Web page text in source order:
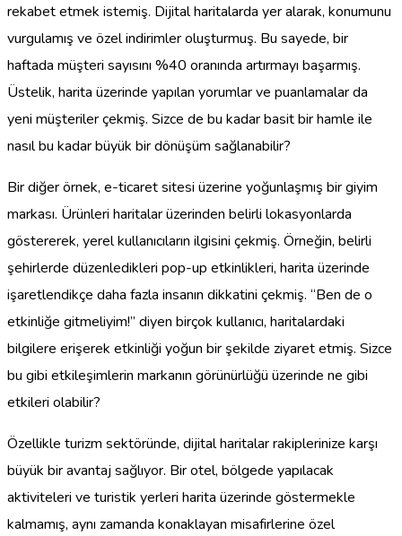
rekabet etmek istemiş. Dijital haritalarda yer alarak, konumunu
vurgulamış ve özel indirimler oluşturmuş. Bu sayede, bir
haftada müşteri sayısını %40 oranında artırmayı başarmış.
Üstelik, harita üzerinde yapılan yorumlar ve puanlamalar da
yeni müşteriler çekmiş. Sizce de bu kadar basit bir hamle ile
nasıl bu kadar büyük bir dönüşüm sağlanabilir?
Bir diğer örnek, e-ticaret sitesi üzerine yoğunlaşmış bir giyim
markası. Ürünleri haritalar üzerinden belirli lokasyonlarda
göstererek, yerel kullanıcıların ilgisini çekmiş. Örneğin, belirli
şehirlerde düzenledikleri pop-up etkinlikleri, harita üzerinde
işaretlendikçe daha fazla insanın dikkatini çekmiş. “Ben de o
etkinliğe gitmeliyim!” diyen birçok kullanıcı, haritalardaki
bilgilere erişerek etkinliği yoğun bir şekilde ziyaret etmiş. Sizce
bu gibi etkileşimlerin markanın görünürlüğü üzerinde ne gibi
etkileri olabilir?
Özellikle turizm sektöründe, dijital haritalar rakiplerinize karşı
büyük bir avantaj sağlıyor. Bir otel, bölgede yapılacak
aktiviteleri ve turistik yerleri harita üzerinde göstermekle
kalmamış, aynı zamanda konaklayan misafirlerine özel